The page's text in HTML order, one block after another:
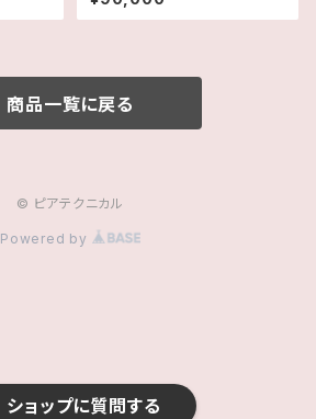
ショップに質問する
スインスツルメンツ
商品一覧に戻る
© ピアテクニカル
Powered by